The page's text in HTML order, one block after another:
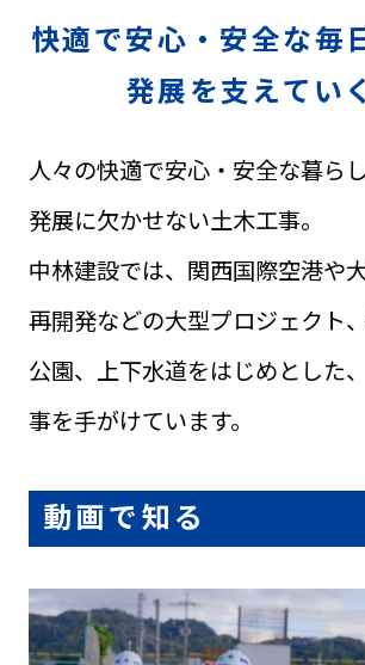
快適で安心・安全な毎
発展を支えてい
人々の快適で安心・安全な暮ら
発展に欠かせない土木工事。
中林建設では、関西国際空港や
再開発などの大型プロジェクト
公園、上下水道をはじめとした
事を手がけています。
動画で知る